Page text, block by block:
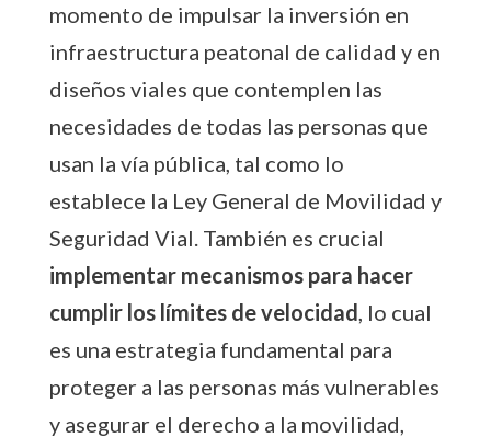
momento de impulsar la inversión en
infraestructura peatonal de calidad y en
diseños viales que contemplen las
necesidades de todas las personas que
usan la vía pública, tal como lo
establece la Ley General de Movilidad y
Seguridad Vial. También es crucial
implementar mecanismos para hacer
cumplir los límites de velocidad, lo cual
es una estrategia fundamental para
proteger a las personas más vulnerables
y asegurar el derecho a la movilidad,